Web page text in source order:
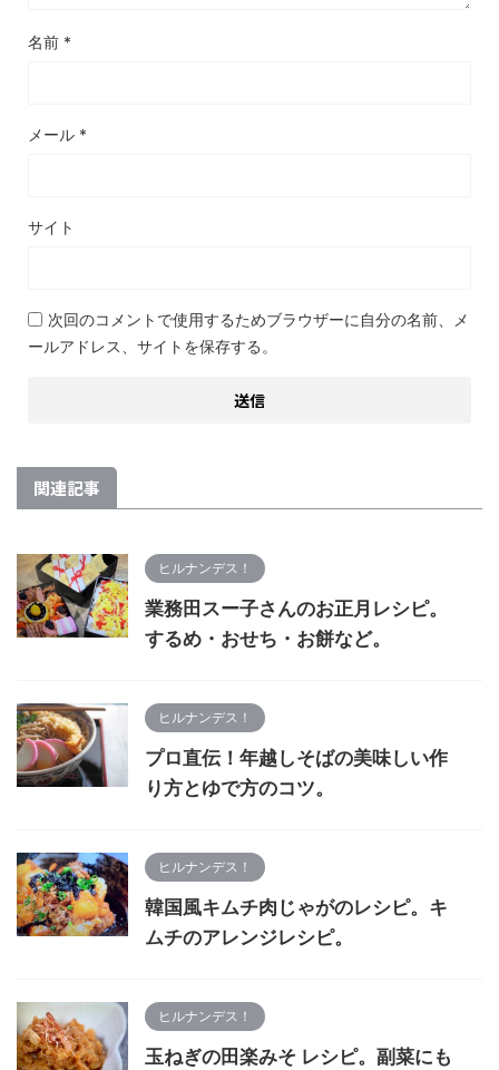
名前 *
メール *
サイト
次回のコメントで使用するためブラウザーに自分の名前、メ
ールアドレス、サイトを保存する。
関連記事
ヒルナンデス！
業務田スー子さんのお正月レシピ。
するめ・おせち・お餅など。
ヒルナンデス！
プロ直伝！年越しそばの美味しい作
り方とゆで方のコツ。
ヒルナンデス！
韓国風キムチ肉じゃがのレシピ。キ
ムチのアレンジレシピ。
ヒルナンデス！
玉ねぎの田楽みそ レシピ。副菜にも